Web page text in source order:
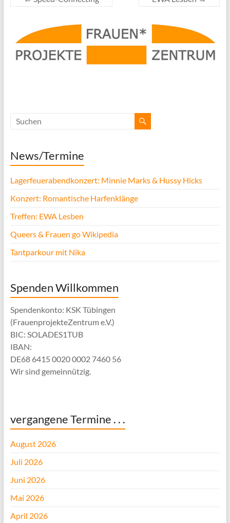
News/Termine
Lagerfeuerabendkonzert: Minnie Marks & Hussy Hicks
Konzert: Romantische Harfenklänge
Treffen: EWA Lesben
Queers & Frauen go Wikipedia
Tantparkour mit Nika
Spenden Willkommen
Spendenkonto: KSK Tübingen
(FrauenprojekteZentrum e.V.)
BIC: SOLADES1TUB
IBAN:
DE68 6415 0020 0002 7460 56
Wir sind gemeinnützig.
vergangene Termine . . .
August 2026
Juli 2026
Juni 2026
Mai 2026
April 2026